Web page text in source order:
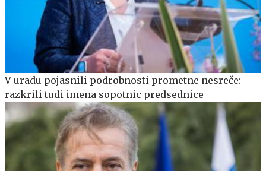
V uradu pojasnili podrobnosti prometne nesreče:
razkrili tudi imena sopotnic predsednice